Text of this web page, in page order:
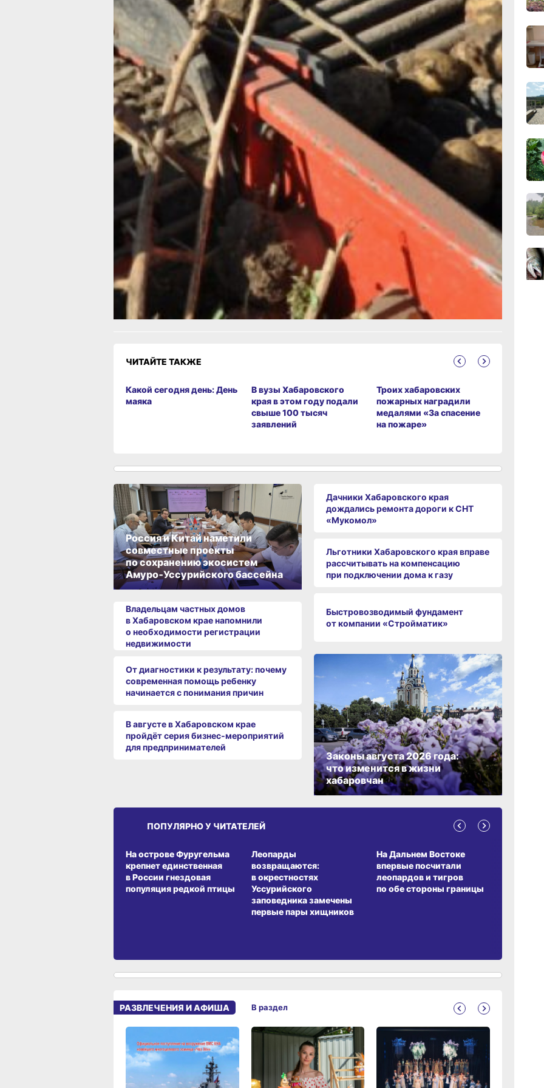
использования государственной
поддержки является фермер Максим
из Хабаровского района. Три года назад он
получил грант, который позволил ему
приобрести сортировщик картофеля M-
647 и построить амбар для хранения
техники и урожая. Фермер сообщил, что
благодаря этому приобретению удалось
существенно сократить время и повысить
качество переборки картофеля, что
привело к росту производительности
труда. За последние три года его
хозяйство произвело 250 тонн картофеля,
а по итогам 2025 года планируется
собрать не менее двухсот тонн.
В ТЕМУ:
Забота о старшем поколении: Хабаровский
край инвестирует в активное долголетие
своих жителей
Одноклассники,
Телеграм
Яндекс.Дзени МАКС
Как вам материал?
Огонь!
Удивило
Грустно Злость Разочарование
ЧИТАЙТЕ ТАКЖЕ
Какой сегодня день: День
маяка
В вузы Хабаровского
края в этом году подали
свыше 100 тысяч
заявлений
Троих хабаровских
пожарных наградили
медалями «За спасение
на пожаре»
Россия и Китай наметили
совместные проекты
по сохранению экосистем
Амуро‑Уссурийского бассейна
Владельцам частных домов
в Хабаровском крае напомнили
о необходимости регистрации
недвижимости
От диагностики к результату: почему
современная помощь ребенку
начинается с понимания причин
В августе в Хабаровском крае
пройдёт серия бизнес‑мероприятий
для предпринимателей
Дачники Хабаровского края
дождались ремонта дороги к СНТ
«Мукомол»
Льготники Хабаровского края вправе
рассчитывать на компенсацию
при подключении дома к газу
Быстровозводимый фундамент
от компании «Стройматик»
Законы августа 2026 года:
что изменится в жизни
хабаровчан
ПОПУЛЯРНО У ЧИТАТЕЛЕЙ
На острове Фуругельма
крепнет единственная
в России гнездовая
популяция редкой птицы
Леопарды
возвращаются:
в окрестностях
Уссурийского
заповедника замечены
первые пары хищников
На Дальнем Востоке
впервые посчитали
леопардов и тигров
по обе стороны границы
РАЗВЛЕЧЕНИЯ И АФИША В раздел
11:09,
10:10,